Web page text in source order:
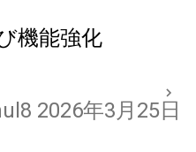
機能強化
2026年3月25日